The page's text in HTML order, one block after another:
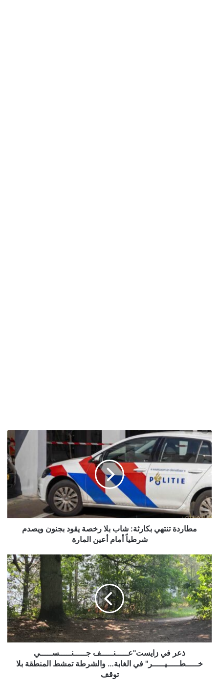
مطاردة
تنتهي
بكارثة:
شاب
رخصة
يقود
بجنون
ويصدم
شرطياً
المارة
مطاردة تنتهي بكارثة: شاب بلا رخصة يقود بجنون ويصدم
شرطياً أمام أعين المارة
ذعر
في
زايست"عـــــنـــــف
جـــــنـــــســـــي
خـــــطـــــيـــــر"
في
الغابة…
والشرطة
تمشط
ذعر في زايست"عـــــنـــــف جـــــنـــــســـــي
خـــــطـــــيـــــر" في الغابة… والشرطة تمشط المنطقة بلا
توقف